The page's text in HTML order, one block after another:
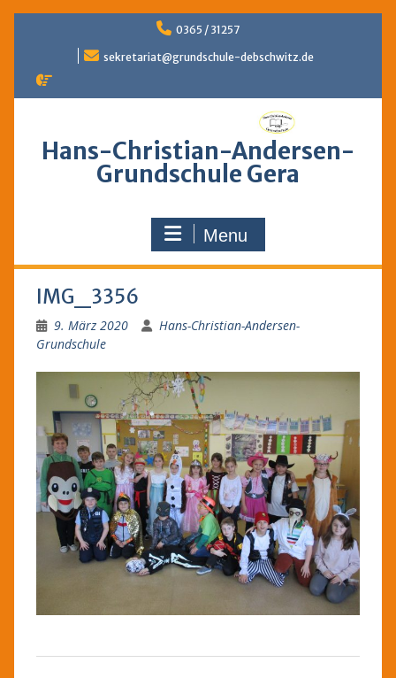
0365 / 31257
sekretariat@grundschule-debschwitz.de
Hans-Christian-Andersen-
Grundschule Gera
Menu
IMG_3356
9. März 2020
Hans-Christian-Andersen-
Grundschule